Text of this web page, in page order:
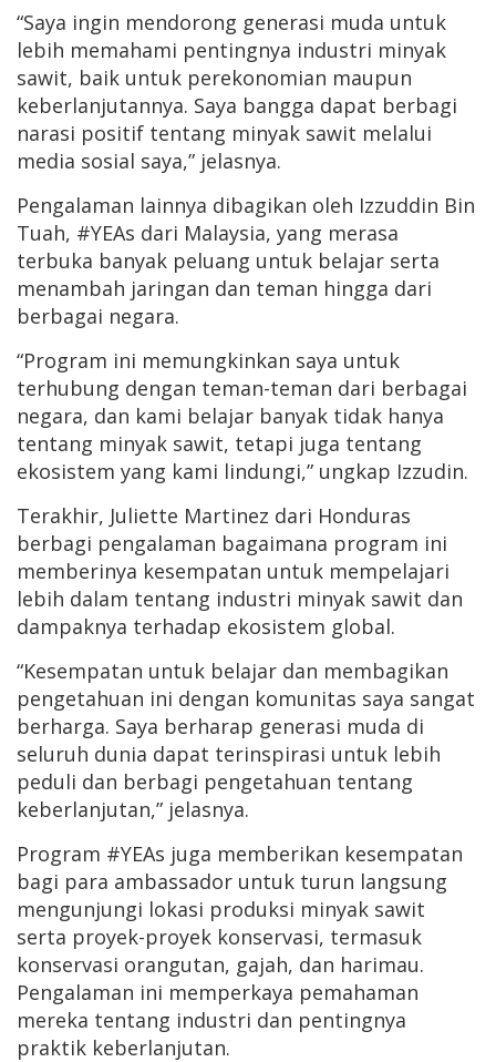
“Saya ingin mendorong generasi muda untuk
lebih memahami pentingnya industri minyak
sawit, baik untuk perekonomian maupun
keberlanjutannya. Saya bangga dapat berbagi
narasi positif tentang minyak sawit melalui
media sosial saya,” jelasnya.
Pengalaman lainnya dibagikan oleh Izzuddin Bin
Tuah, #YEAs dari Malaysia, yang merasa
terbuka banyak peluang untuk belajar serta
menambah jaringan dan teman hingga dari
berbagai negara.
“Program ini memungkinkan saya untuk
terhubung dengan teman-teman dari berbagai
negara, dan kami belajar banyak tidak hanya
tentang minyak sawit, tetapi juga tentang
ekosistem yang kami lindungi,” ungkap Izzudin.
Terakhir, Juliette Martinez dari Honduras
berbagi pengalaman bagaimana program ini
memberinya kesempatan untuk mempelajari
lebih dalam tentang industri minyak sawit dan
dampaknya terhadap ekosistem global.
“Kesempatan untuk belajar dan membagikan
pengetahuan ini dengan komunitas saya sangat
berharga. Saya berharap generasi muda di
seluruh dunia dapat terinspirasi untuk lebih
peduli dan berbagi pengetahuan tentang
keberlanjutan,” jelasnya.
Program #YEAs juga memberikan kesempatan
bagi para ambassador untuk turun langsung
mengunjungi lokasi produksi minyak sawit
serta proyek-proyek konservasi, termasuk
konservasi orangutan, gajah, dan harimau.
Pengalaman ini memperkaya pemahaman
mereka tentang industri dan pentingnya
praktik keberlanjutan.